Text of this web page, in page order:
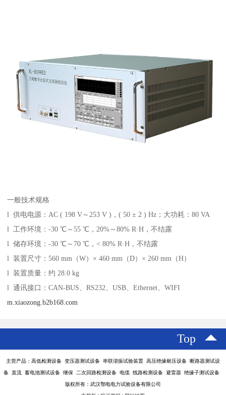
一般技术规格
l 供电电源：AC ( 198 V～253 V )，( 50 ± 2 ) Hz；大功耗：80 VA
l 工作环境：-30 ℃～55 ℃，20%～80% R·H，不结露
l 储存环境：-30 ℃～70 ℃，< 80% R·H，不结露
l 装置尺寸：560 mm（W）× 460 mm（D）× 260 mm（H）
l 装置质量：约 28.0 kg
l 通讯接口：CAN-BUS、RS232、USB、Ethernet、WIFI
m.xiaozong.b2b168.com
Top
主营产品：高低检测设备 变压器测试设备 串联谐振试验装置 高压绝缘耐压设备 断路器测试设
备 直流 蓄电池测试设备 继保 二次回路检测设备 电缆 线路检测设备 避雷器 绝缘子测试设备
版权所有：武汉鄂电电力试验设备有限公司